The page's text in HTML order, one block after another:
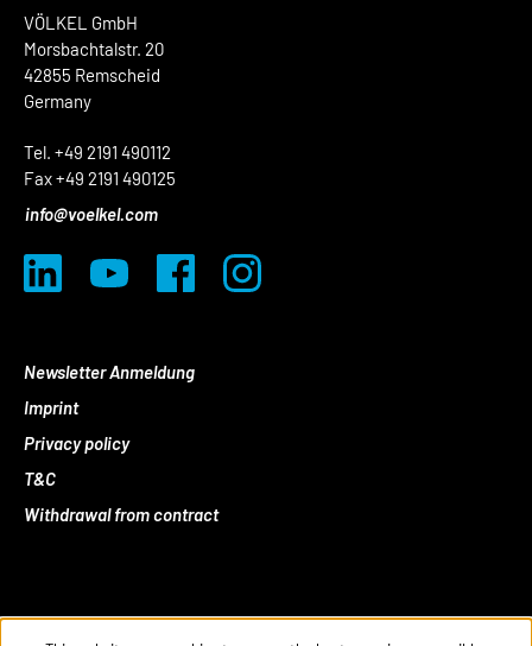
VÖLKEL GmbH
Morsbachtalstr. 20
42855 Remscheid
Germany
Tel. +49 2191 490112
Fax +49 2191 490125
info@voelkel.com
Newsletter Anmeldung
Imprint
Privacy policy
T&C
Withdrawal from contract